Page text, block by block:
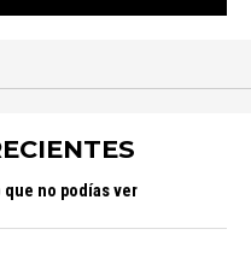
no podías ver